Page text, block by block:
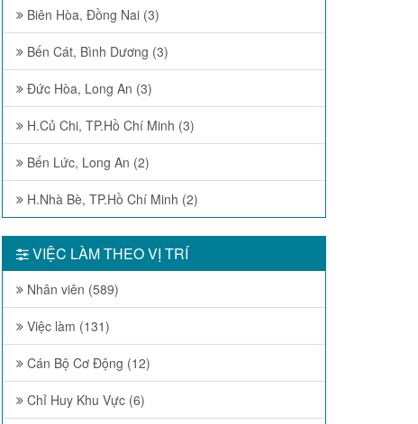
Biên Hòa, Đồng Nai (3)
Bến Cát, Bình Dương (3)
Đức Hòa, Long An (3)
H.Củ Chi, TP.Hồ Chí Minh (3)
Bến Lức, Long An (2)
H.Nhà Bè, TP.Hồ Chí Minh (2)
VIỆC LÀM THEO VỊ TRÍ
Nhân viên (589)
Việc làm (131)
Cán Bộ Cơ Động (12)
Chỉ Huy Khu Vực (6)